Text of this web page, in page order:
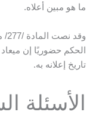
ما هو مبين أعلاه.
الحكم حضوريًا إن
تاريخ إعلانه به.
الأسئلة